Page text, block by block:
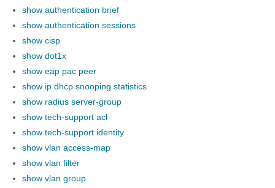
show authentication brief
show authentication sessions
show cisp
show dot1x
show eap pac peer
show ip dhcp snooping statistics
show radius server-group
show tech-support acl
show tech-support identity
show vlan access-map
show vlan filter
show vlan group